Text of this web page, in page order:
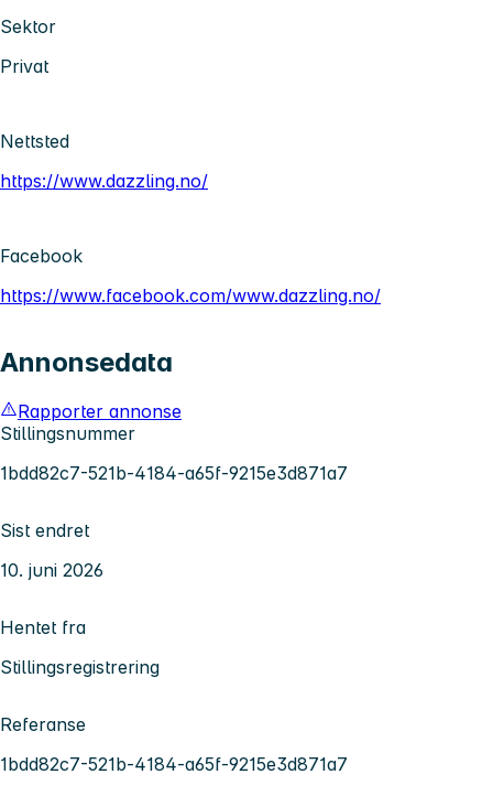
Sektor
Privat
Nettsted
https://www.dazzling.no/
Facebook
https://www.facebook.com/www.dazzling.no/
Annonsedata
Rapporter annonse
Stillingsnummer
1bdd82c7-521b-4184-a65f-9215e3d871a7
Sist endret
10. juni 2026
Hentet fra
Stillingsregistrering
Referanse
1bdd82c7-521b-4184-a65f-9215e3d871a7